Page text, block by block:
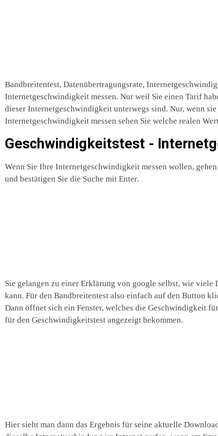
Bandbreitentest, Datenübertragungsrate,
Internetgeschwindigkeit messen. Nur weil Sie einen Tarif
dieser Internetgeschwindigkeit unterwegs sind. Nur, wenn
Internetgeschwindigkeit messen sehen Sie welche realen
Geschwindigkeitstest -
Wenn Sie Ihre Internetgeschwindigkeit messen wollen,
und bestätigen Sie die Suche mit Enter.
Sie gelangen zu einer Erklärung von google selbst, wie
kann. Für den Bandbreitentest also einfach auf den Button
Dann öffnet sich ein Fenster, welches die Geschwindigkeit
für den Geschwindigkeitstest angezeigt bekommen.
Hier sieht man dann das Ergebnis für seine aktuelle